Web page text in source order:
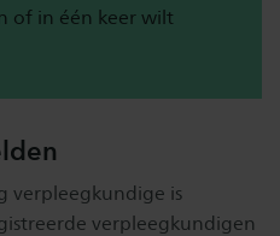
of in één keer wilt
verpleegkundige is
verpleegkundigen